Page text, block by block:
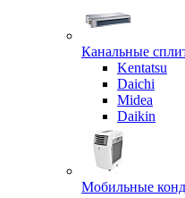
Канальные
Kentatsu
Daichi
Midea
Daikin
Мобильные